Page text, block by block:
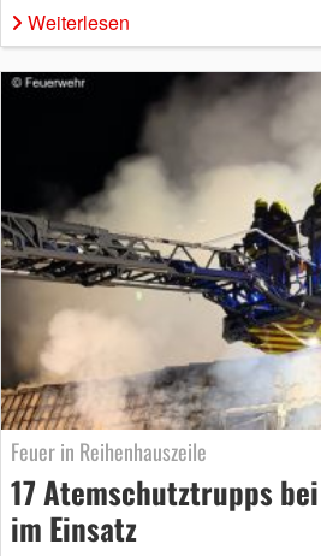
Weiterlesen
Feuer in Reihenhauszeile
17 Atemschutztrupps
im Einsatz